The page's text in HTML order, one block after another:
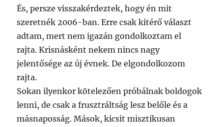
És, persze visszakérdeztek, hogy én mit
szeretnék 2006-ban. Erre csak kitérő választ
adtam, mert nem igazán gondolkoztam el
rajta. Krisnásként nekem nincs nagy
jelentősége az új évnek. De elgondolkozom
rajta.
Sokan ilyenkor kötelezően próbálnak boldogok
lenni, de csak a frusztráltság lesz belőle és a
másnaposság. Mások, kicsit misztikusan